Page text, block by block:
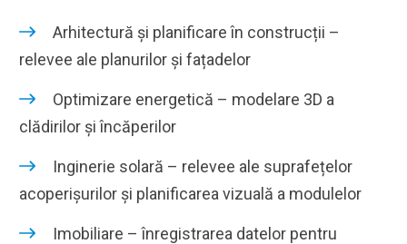
Arhitectură și planificare în construcții –
relevee ale planurilor și fațadelor
Optimizare energetică – modelare 3D a
clădirilor și încăperilor
Inginerie solară – relevee ale suprafețelor
acoperișurilor și planificarea vizuală a modulelor
Imobiliare – înregistrarea datelor pentru